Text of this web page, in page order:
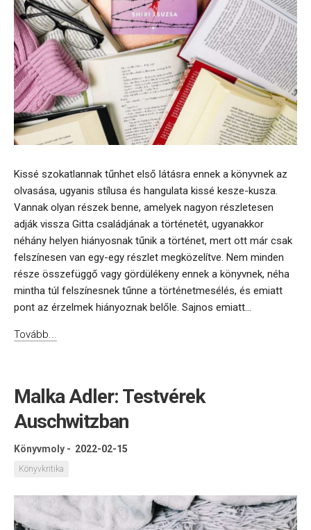
Kissé szokatlannak tűnhet első látásra ennek a könyvnek az
olvasása, ugyanis stílusa és hangulata kissé kesze-kusza.
Vannak olyan részek benne, amelyek nagyon részletesen
adják vissza Gitta családjának a történetét, ugyanakkor
néhány helyen hiányosnak tűnik a történet, mert ott már csak
felszínesen van egy-egy részlet megközelítve. Nem minden
része összefüggő vagy gördülékeny ennek a könyvnek, néha
mintha túl felszínesnek tűnne a történetmesélés, és emiatt
pont az érzelmek hiányoznak belőle. Sajnos emiatt...
Tovább...
Malka Adler: Testvérek
Auschwitzban
Könyvmoly - 2022-02-15
Könyvkritika